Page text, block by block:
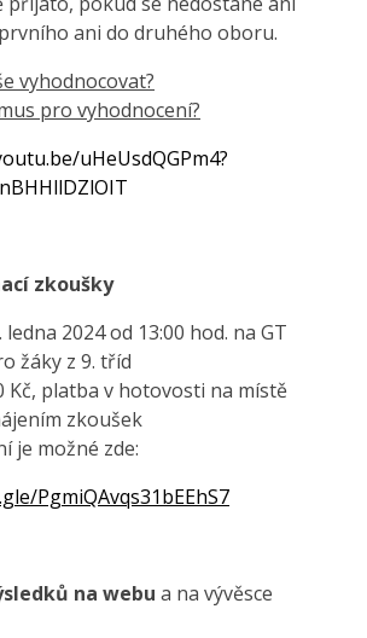
ani do druhého oboru.
vyhodnocovat?
pro vyhodnocení?
uHeUsdQGPm4?
zkoušky
ledna 2024 od 13:00 hod. na GT
žáky z 9. tříd
Kč, platba v hotovosti na místě
zkoušek
je možné zde:
PgmiQAvqs31bEEhS7
na webu a na vývěsce